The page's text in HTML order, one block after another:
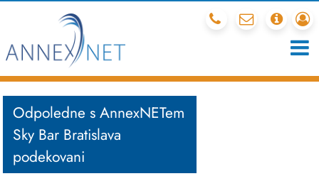
212 341 540
mail
Odpoledne s AnnexNETem
Sky Bar Bratislava
podekovani